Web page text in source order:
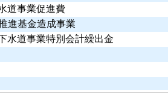
道事業促進費
進基金造成事業
水道事業特別会計繰出金